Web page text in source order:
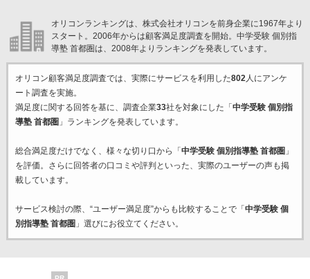
オリコンランキングは、株式会社オリコンを前身企業に1967年より
スタート。2006年からは顧客満足度調査を開始。中学受験 個別指
導塾 首都圏は、2008年よりランキングを発表しています。
オリコン顧客満足度調査では、実際にサービスを利用した802人にアンケ
ート調査を実施。
満足度に関する回答を基に、調査企業33社を対象にした「 中学受験 個別指
導塾 首都圏 」ランキングを発表しています。
総合満足度だけでなく、様々な切り口から「 中学受験 個別指導塾 首都圏 」
を評価。さらに回答者の口コミや評判といった、実際のユーザーの声も掲
載しています。
サービス検討の際、“ユーザー満足度”からも比較することで「 中学受験 個
別指導塾 首都圏 」選びにお役立てください。